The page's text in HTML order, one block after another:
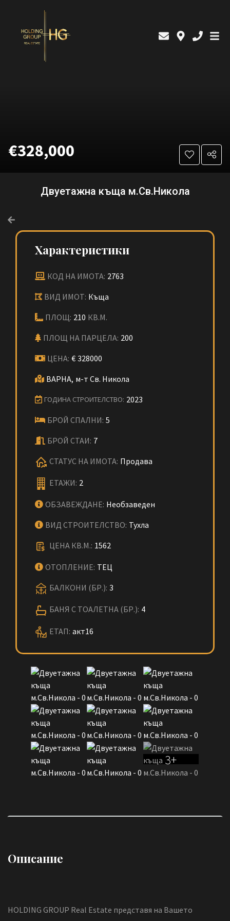
€328,000
Двуетажна къща м.Св.Никола
Характеристики
КОД НА ИМОТА: 2763
ВИД ИМОТ: Къща
ПЛОЩ: 210 КВ.М.
ПЛОЩ НА ПАРЦЕЛА: 200
ЦЕНА: € 328000
ВАРНА, м-т Св. Никола
ГОДИНА СТРОИТЕЛСТВО: 2023
БРОЙ СПАЛНИ: 5
БРОЙ СТАИ: 7
СТАТУС НА ИМОТА: Продава
ЕТАЖИ: 2
ОБЗАВЕЖДАНЕ: Необзаведен
ВИД СТРОИТЕЛСТВО: Тухла
ЦЕНА КВ.М.: 1562
ОТОПЛЕНИЕ: ТЕЦ
БАЛКОНИ (БР.): 3
БАНЯ С ТОАЛЕТНА (БР.): 4
ЕТАП: акт16
3+
Описание
HOLDING GROUP Real Estate представя на Вашето